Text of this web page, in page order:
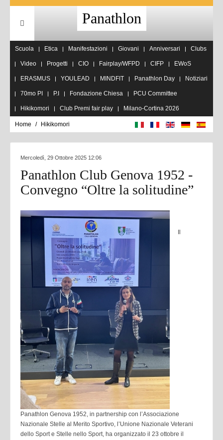
Panathlon
Scuola Etica Manifestazioni Giovani Anniversari Clubs
Video Progetti CIO Fairplay/WFPD CIFP EWoS
ERASMUS YOULEAD MINDFIT Panathlon Day Notiziari
70mo PI P.I Fondazione Chiesa PCU Committee
Hikikomori Club Premi fair play Milano-Cortina 2026
Home Hikikomori
Mercoledì, 29 Ottobre 2025 12:06
Panathlon Club Genova 1952 -
Convegno “Oltre la solitudine”
Panathlon Genova 1952, in partnership con l’Associazione
Nazionale Stelle al Merito Sportivo, l’Unione Nazionale Veterani
dello Sport e Stelle nello Sport, ha organizzato il 23 ottobre il